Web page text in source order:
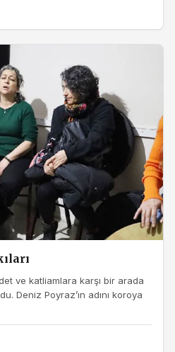
ve katliamlara karşı bir arada
Deniz Poyraz’ın adını koroya